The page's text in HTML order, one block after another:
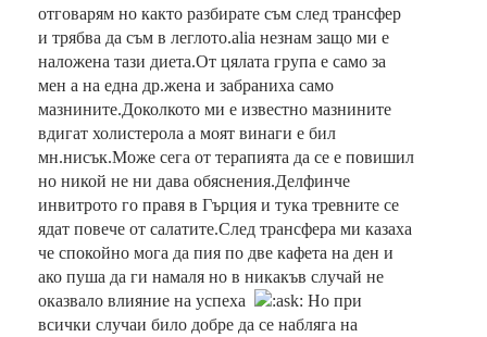
отговарям но както разбирате съм след трансфер
и трябва да съм в леглото.alia незнам защо ми е
наложена тази диета.От цялата група е само за
мен а на една др.жена и забраниха само
мазнините.Доколкото ми е известно мазнините
вдигат холистерола а моят винаги е бил
мн.нисък.Може сега от терапията да се е повишил
но никой не ни дава обяснения.Делфинче
инвитрото го правя в Гърция и тука тревните се
ядат повече от салатите.След трансфера ми казаха
че спокойно мога да пия по две кафета на ден и
ако пуша да ги намаля но в никакъв случай не
оказвало влияние на успеха
Но при
всички случаи било добре да се набляга на